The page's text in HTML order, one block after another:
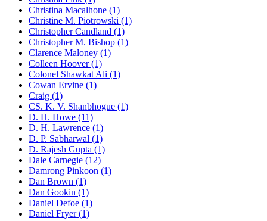
Christina Macalhone (1)
Christine M. Piotrowski (1)
Christopher Candland (1)
Christopher M. Bishop (1)
Clarence Maloney (1)
Colleen Hoover (1)
Colonel Shawkat Ali (1)
Cowan Ervine (1)
Craig (1)
CS. K. V. Shanbhogue (1)
D. H. Howe (11)
D. H. Lawrence (1)
D. P. Sabharwal (1)
D. Rajesh Gupta (1)
Dale Carnegie (12)
Damrong Pinkoon (1)
Dan Brown (1)
Dan Gookin (1)
Daniel Defoe (1)
Daniel Fryer (1)